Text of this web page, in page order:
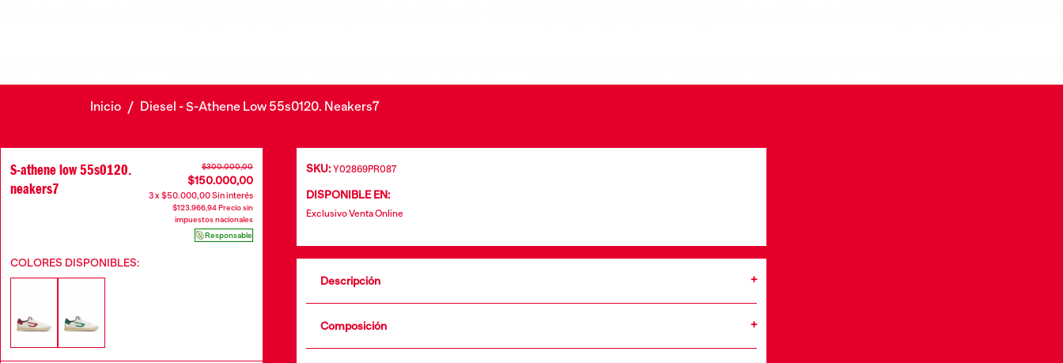
Inicio / Diesel - S-Athene Low 55s0120. Neakers7
S-athene low 55s0120.
neakers7
$300.000,00
$150.000,00
3 x $50.000,00 Sin interés
$123.966,94 Precio sin
impuestos nacionales
Responsable
COLORES DISPONIBLES:
SKU: Y02869PR087
DISPONIBLE EN:
Exclusivo Venta Online
Descripción
Composición